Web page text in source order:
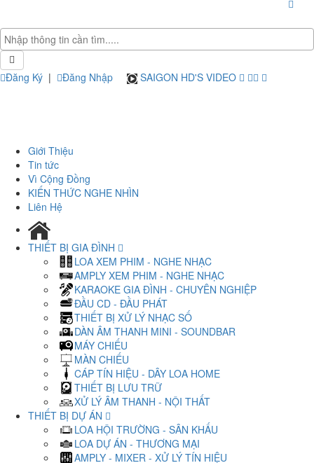
Đăng Ký | Đăng Nhập SAIGON HD'S VIDEO
Giới Thiệu
Tin tức
Vì Cộng Đồng
KIẾN THỨC NGHE NHÌN
Liên Hệ
THIẾT BỊ GIA ĐÌNH
LOA XEM PHIM - NGHE NHẠC
AMPLY XEM PHIM - NGHE NHẠC
KARAOKE GIA ĐÌNH - CHUYÊN NGHIỆP
ĐẦU CD - ĐẦU PHÁT
THIẾT BỊ XỬ LÝ NHẠC SỐ
DÀN ÂM THANH MINI - SOUNDBAR
MÁY CHIẾU
MÀN CHIẾU
CÁP TÍN HIỆU - DÂY LOA HOME
THIẾT BỊ LƯU TRỮ
XỬ LÝ ÂM THANH - NỘI THẤT
THIẾT BỊ DỰ ÁN
LOA HỘI TRƯỜNG - SÂN KHẤU
LOA DỰ ÁN - THƯƠNG MẠI
AMPLY - MIXER - XỬ LÝ TÍN HIỆU